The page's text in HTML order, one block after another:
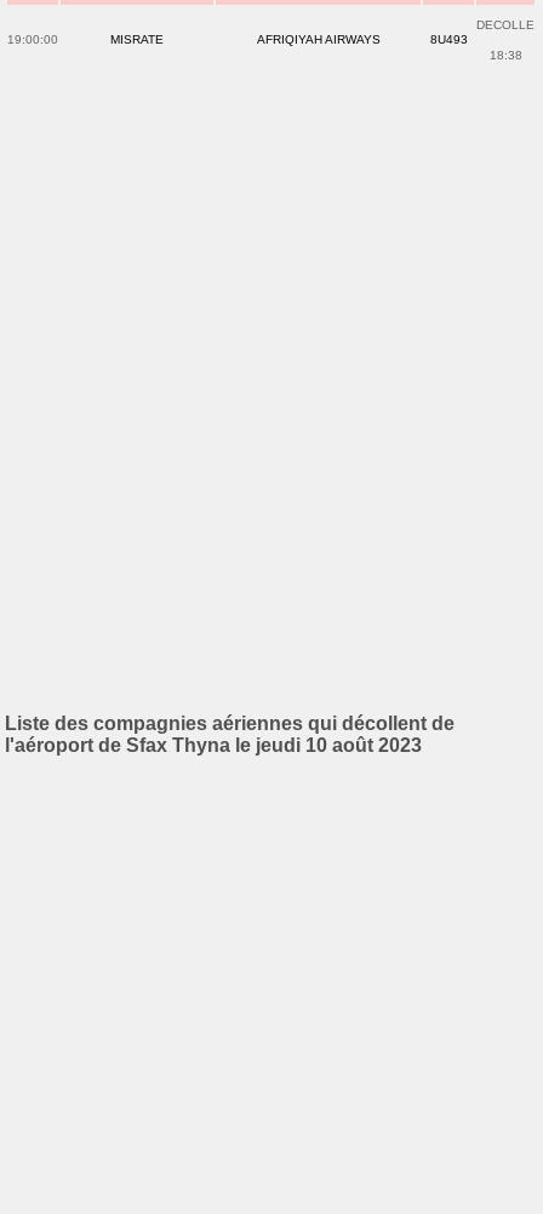
19:00:00 MISRATE AFRIQIYAH AIRWAYS 8U493
DECOLLE
18:38
Liste des compagnies aériennes qui décollent de
l'aéroport de Sfax Thyna le jeudi 10 août 2023